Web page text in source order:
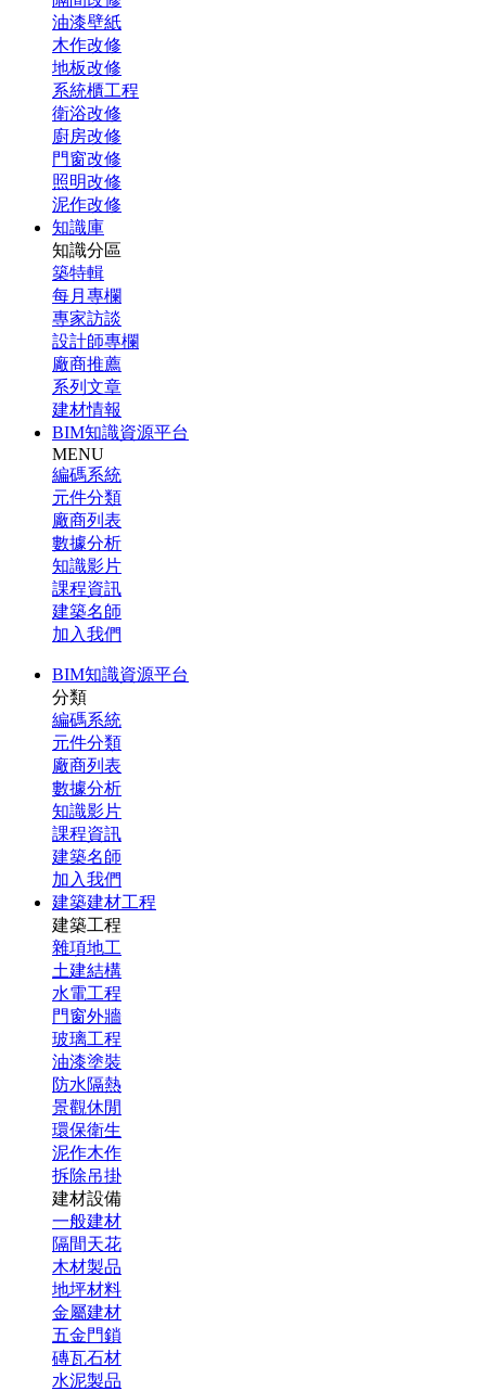
油漆壁紙
木作改修
地板改修
系統櫃工程
衛浴改修
廚房改修
門窗改修
照明改修
泥作改修
知識庫
知識分區
築特輯
每月專欄
專家訪談
設計師專欄
廠商推薦
系列文章
建材情報
BIM知識資源平台
MENU
編碼系統
元件分類
廠商列表
數據分析
知識影片
課程資訊
建築名師
加入我們
BIM知識資源平台
分類
編碼系統
元件分類
廠商列表
數據分析
知識影片
課程資訊
建築名師
加入我們
建築建材工程
建築工程
雜項地工
土建結構
水電工程
門窗外牆
玻璃工程
油漆塗裝
防水隔熱
景觀休閒
環保衛生
泥作木作
拆除吊掛
建材設備
一般建材
隔間天花
木材製品
地坪材料
金屬建材
五金門鎖
磚瓦石材
水泥製品